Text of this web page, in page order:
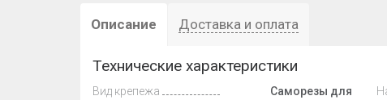
Описание Доставка и оплата
Технические характеристики
Вид крепежа
Саморезы для